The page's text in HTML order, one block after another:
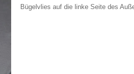
Bügelvlies auf die linke Seite des